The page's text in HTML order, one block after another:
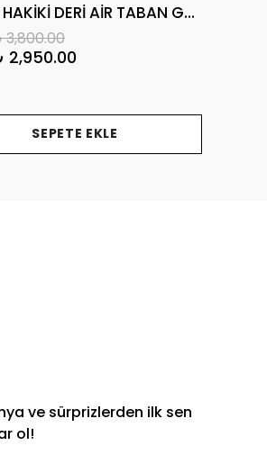
NOOW HAKİKİ DERİ AİR TABAN GÜNLÜK ERKEK SNEAKER AYAKKABI
3,800.00
2,950.00
SEPETE EKLE
ve sürprizlerden ilk sen
ol!